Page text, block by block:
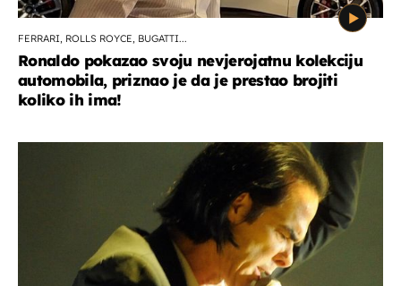
FERRARI, ROLLS ROYCE, BUGATTI...
Ronaldo pokazao svoju nevjerojatnu kolekciju
automobila, priznao je da je prestao brojiti
koliko ih ima!